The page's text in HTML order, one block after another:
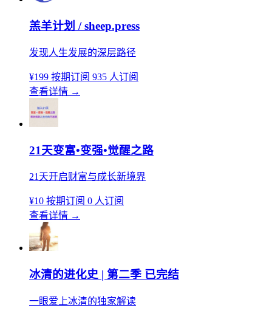
羔羊计划 / sheep.press
发现人生发展的深层路径
¥199 按期订阅 935 人订阅
查看详情 →
21天变富•变强•觉醒之路
21天开启财富与成长新境界
¥10 按期订阅 0 人订阅
查看详情 →
冰清的进化史 | 第二季 已完结
一眼爱上冰清的独家解读